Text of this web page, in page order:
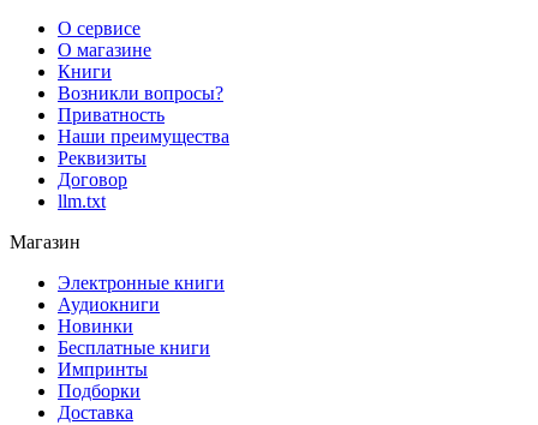
О сервисе
О магазине
Книги
Возникли вопросы?
Приватность
Наши преимущества
Реквизиты
Договор
llm.txt
Магазин
Электронные книги
Аудиокниги
Новинки
Бесплатные книги
Импринты
Подборки
Доставка